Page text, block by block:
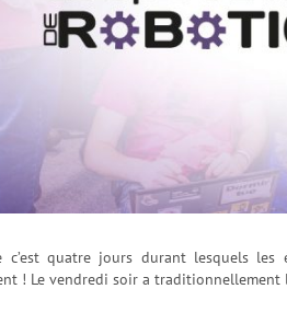
c’est quatre jours durant lesquels
! Le vendredi soir a traditionnellement